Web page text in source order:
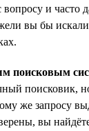
и часто
вы бы
поисковым
поисковик,
же запросу
вы найдёте